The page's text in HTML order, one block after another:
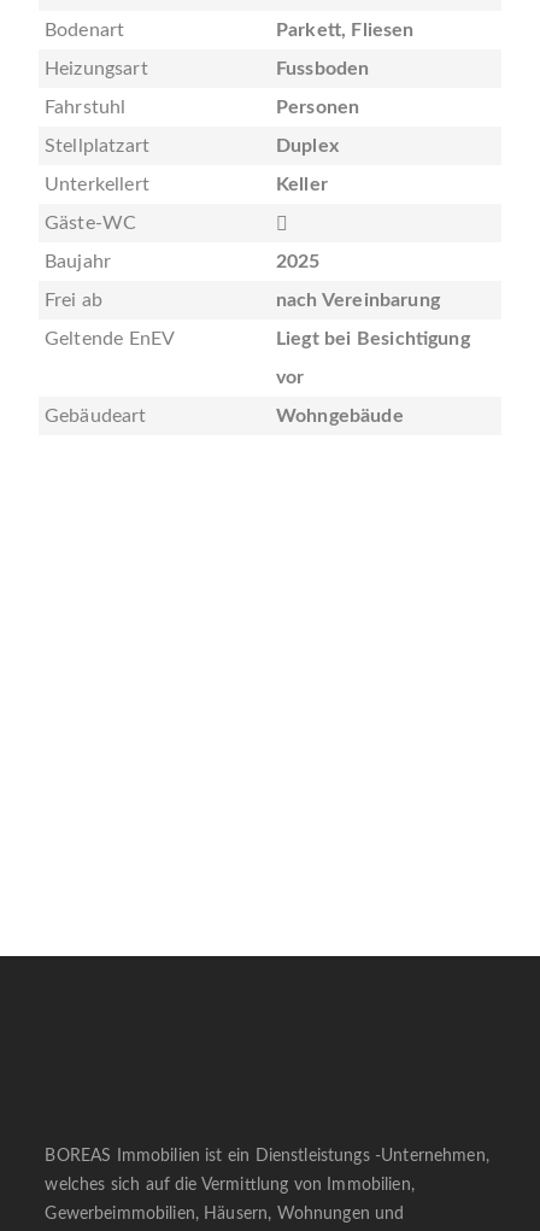
Bodenart
Parkett, Fliesen
Heizungsart
Fussboden
Fahrstuhl
Personen
Stellplatzart
Duplex
Unterkellert
Keller
Gäste-WC
Baujahr
2025
Frei ab
nach Vereinbarung
Geltende EnEV
Liegt bei Besichtigung
vor
Gebäudeart
Wohngebäude
BOREAS Immobilien ist ein Dienstleistungs -Unternehmen,
welches sich auf die Vermittlung von Immobilien,
Gewerbeimmobilien, Häusern, Wohnungen und